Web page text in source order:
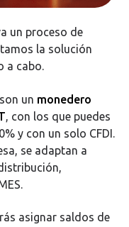
un proceso de
la solución
a cabo.
un monedero
, con los que puedes
y con un solo CFDI.
se adaptan a
asignar saldos de